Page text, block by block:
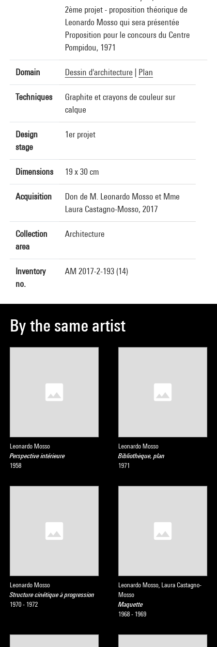
2ème projet - proposition théorique de
Leonardo Mosso qui sera présentée
Proposition pour le concours du Centre
Pompidou, 1971
Domain Dessin d'architecture Plan
Techniques
Graphite et crayons de couleur sur
calque
Design
stage
1er projet
Dimensions 19 x 30 cm
Acquisition
Don de M. Leonardo Mosso et Mme
Laura Castagno-Mosso, 2017
Collection
area
Architecture
Inventory
no.
AM 2017-2-193 (14)
By the same artist
Leonardo Mosso
Perspective intérieure
1958
Leonardo Mosso
Bibliothèque, plan
1971
Leonardo Mosso
Structure cinétique à progression
1970 - 1972
Leonardo Mosso, Laura Castagno-
Mosso
Maquette
1968 - 1969